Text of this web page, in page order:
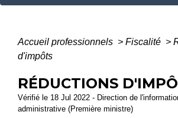
Accueil professionnels > Fiscalité >
d'impôts
RÉDUCTIONS
Vérifié le 18 Jul 2022 - Direction de
administrative (Première ministre)